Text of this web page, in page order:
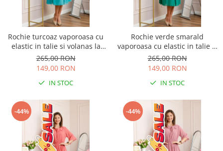
Rochie turcoaz vaporoasa cu
elastic in talie si volanas la
decolteu Allegra
265,00 RON
149,00 RON
IN STOC
Rochie verde smarald
vaporoasa cu elastic in talie si
volanas la decolteu Allegra
265,00 RON
149,00 RON
IN STOC
-44% -44%